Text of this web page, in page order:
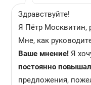
Здравствуйте!
Я Пётр Москвитин,
Мне, как
Ваше мнение! Я
постоянно
предложения,